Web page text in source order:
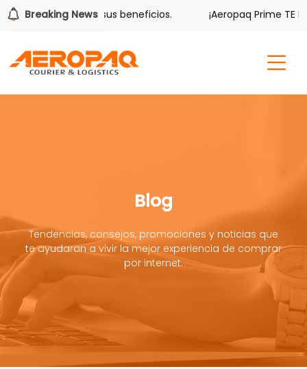
Breaking News
también tiene sus beneficios. ¡Aeropaq Prime TE DA
Blog
Tendencias, consejos, promociones y noticias que
te ayudaran a vivir la mejor experiencia de comprar
por internet.